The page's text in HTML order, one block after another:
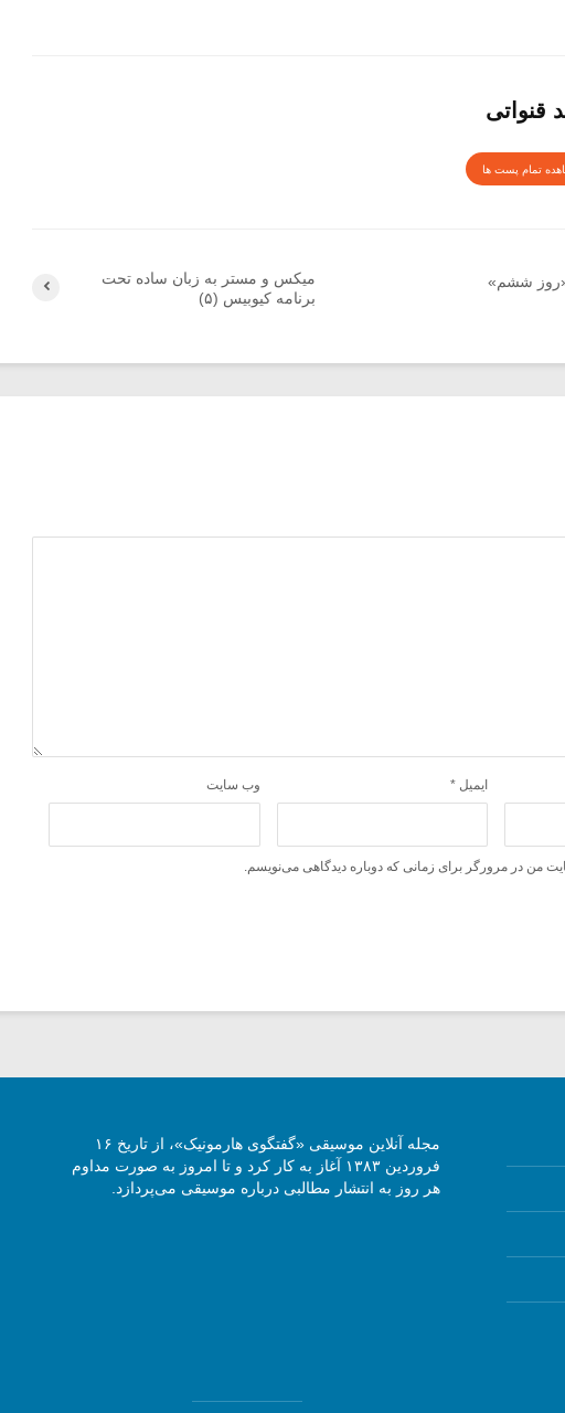
قنواتی
تمام پست ها
میکس و مستر به زبان ساده تحت
برنامه کیوبیس (۵)
«روز ششم»
ایمیل * وب‌ سایت
من در مرورگر برای زمانی که دوباره دیدگاهی می‌نویسم.
مجله آنلاین موسیقی «گفتگوی هارمونیک»، از تاریخ ۱۶
فروردین ۱۳۸۳ آغاز به کار کرد و تا امروز به صورت مداوم
هر روز به انتشار مطالبی درباره موسیقی می‌پردازد.